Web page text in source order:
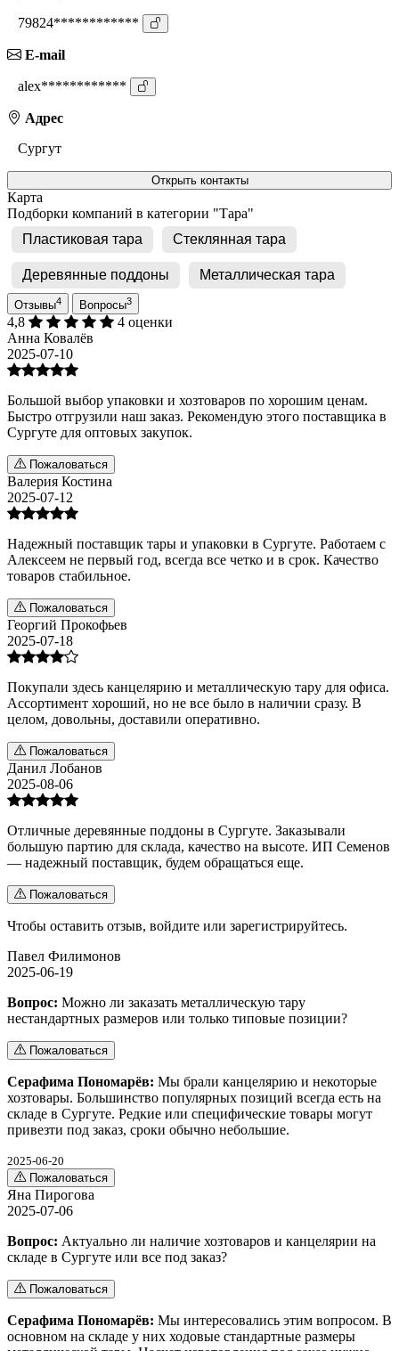
79824************
E-mail
alex************
Адрес
Сургут
Открыть контакты
Карта
Подборки компаний в категории "Тара"
Пластиковая тара
Стеклянная тара
Деревянные поддоны Металлическая тара
Отзывы4 Вопросы3
4,8
4 оценки
Анна Ковалёв
2025-07-10
Большой выбор упаковки и хозтоваров по хорошим ценам.
Быстро отгрузили наш заказ. Рекомендую этого поставщика в
Сургуте для оптовых закупок.
Пожаловаться
Валерия Костина
2025-07-12
Надежный поставщик тары и упаковки в Сургуте. Работаем с
Алексеем не первый год, всегда все четко и в срок. Качество
товаров стабильное.
Пожаловаться
Георгий Прокофьев
2025-07-18
Покупали здесь канцелярию и металлическую тару для офиса.
Ассортимент хороший, но не все было в наличии сразу. В
целом, довольны, доставили оперативно.
Пожаловаться
Данил Лобанов
2025-08-06
Отличные деревянные поддоны в Сургуте. Заказывали
большую партию для склада, качество на высоте. ИП Семенов
— надежный поставщик, будем обращаться еще.
Пожаловаться
Чтобы оставить отзыв, войдите или зарегистрируйтесь.
Павел Филимонов
2025-06-19
Вопрос: Можно ли заказать металлическую тару
нестандартных размеров или только типовые позиции?
Пожаловаться
Серафима Пономарёв: Мы брали канцелярию и некоторые
хозтовары. Большинство популярных позиций всегда есть на
складе в Сургуте. Редкие или специфические товары могут
привезти под заказ, сроки обычно небольшие.
2025-06-20
Пожаловаться
Яна Пирогова
2025-07-06
Вопрос: Актуально ли наличие хозтоваров и канцелярии на
складе в Сургуте или все под заказ?
Пожаловаться
Серафима Пономарёв: Мы интересовались этим вопросом. В
основном на складе у них ходовые стандартные размеры